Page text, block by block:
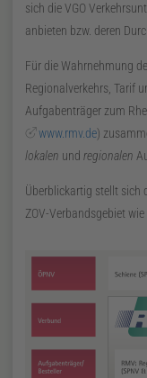
sich dieVGO
anbieten bzw. deren
Für die Wahrnehmung
Regionalverkehrs, Tarif
Aufgabenträger zum
www.rmv.de)
lokalen und regionalen
Überblickartig stellt sich
ZOV-Verbandsgebiet